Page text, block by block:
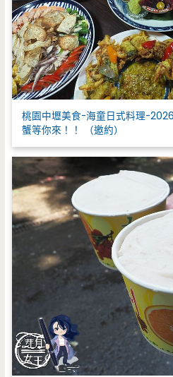
桃園中壢美食-海童日式料理-
蟹等你來！！ （邀約）